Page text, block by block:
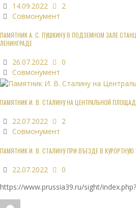
14.09.2022
2
Совмонумент
ПАМЯТНИК А. С. ПУШКИНУ В ПОДЗЕМНОМ ЗАЛЕ
ЛЕНИНГРАДЕ
26.07.2022
0
Совмонумент
ПАМЯТНИК И. В. СТАЛИНУ НА ЦЕНТРАЛЬНОЙ
22.07.2022
2
Совмонумент
ПАМЯТНИК И. В. СТАЛИНУ ПРИ ВЪЕЗДЕ В КУРОРТНУЮ
22.07.2022
0
https://www.prussia39.ru/sight/